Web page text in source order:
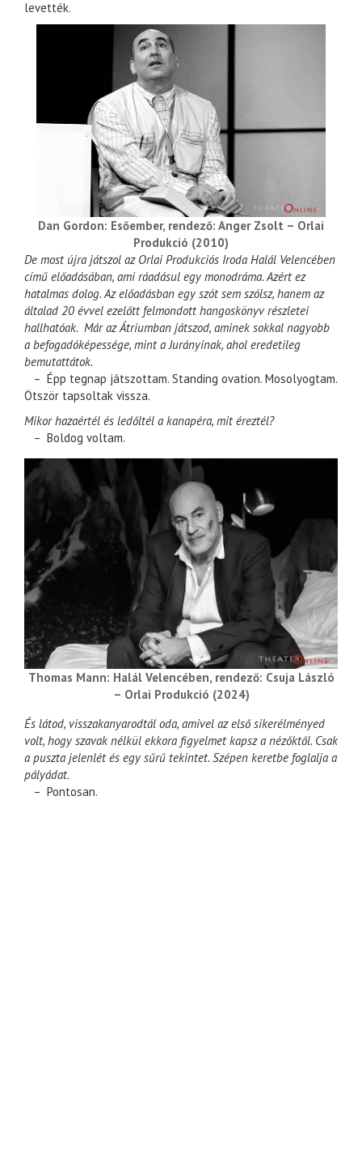
levették.
Dan Gordon: Esőember, rendező: Anger Zsolt – Orlai
Produkció (2010)
De most újra játszol az Orlai Produkciós Iroda Halál Velencében
című előadásában, ami ráadásul egy monodráma. Azért ez
hatalmas dolog. Az előadásban egy szót sem szólsz, hanem az
általad 20 évvel ezelőtt felmondott hangoskönyv részletei
hallhatóak. Már az Átriumban játszod, aminek sokkal nagyobb
a befogadóképessége, mint a Jurányinak, ahol eredetileg
bemutattátok.
– Épp tegnap játszottam. Standing ovation. Mosolyogtam.
Ötször tapsoltak vissza.
Mikor hazaértél és ledőltél a kanapéra, mit éreztél?
– Boldog voltam.
Thomas Mann: Halál Velencében, rendező: Csuja László
– Orlai Produkció (2024)
És látod, visszakanyarodtál oda, amivel az első sikerélményed
volt, hogy szavak nélkül ekkora figyelmet kapsz a nézőktől. Csak
a puszta jelenlét és egy sűrű tekintet. Szépen keretbe foglalja a
pályádat.
– Pontosan.